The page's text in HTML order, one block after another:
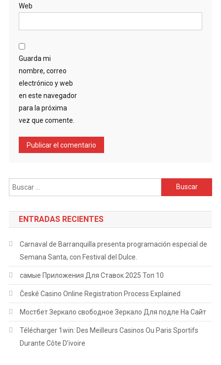
Web
Guarda mi
nombre, correo
electrónico y web
en este navegador
para la próxima
vez que comente.
Buscar:
ENTRADAS RECIENTES
Carnaval de Barranquilla presenta programación especial de
Semana Santa, con Festival del Dulce.
самые Приложения Для Ставок 2025 Топ 10
České Casino Online Registration Process Explained
Мостбет Зеркало свободное Зеркало Для подле На Сайт
Télécharger 1win: Des Meilleurs Casinos Ou Paris Sportifs
Durante Côte D’ivoire